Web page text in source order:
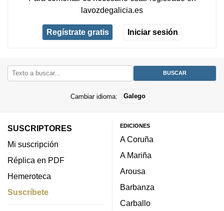
lavozdegalicia.es
Regístrate gratis Iniciar sesión
Cambiar idioma: Galego
SUSCRIPTORES
Mi suscripción
Réplica en PDF
Hemeroteca
Suscríbete
EDICIONES
A Coruña
A Mariña
Arousa
Barbanza
Carballo